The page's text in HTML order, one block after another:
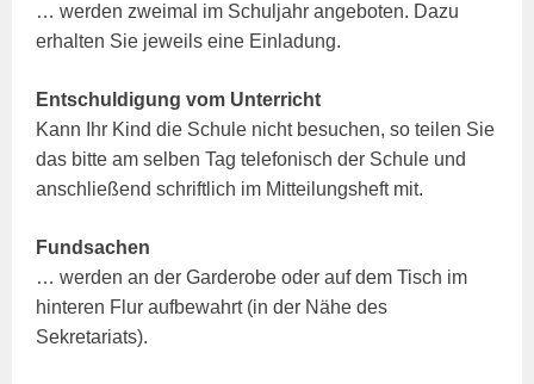
… werden zweimal im Schuljahr angeboten. Dazu
erhalten Sie jeweils eine Einladung.
Entschuldigung vom Unterricht
Kann Ihr Kind die Schule nicht besuchen, so teilen Sie
das bitte am selben Tag telefonisch der Schule und
anschließend schriftlich im Mitteilungsheft mit.
Fundsachen
… werden an der Garderobe oder auf dem Tisch im
hinteren Flur aufbewahrt (in der Nähe des
Sekretariats).